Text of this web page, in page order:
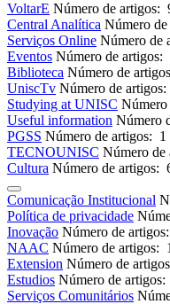
VoltarE Número de artigos:
Central Analítica Número
Serviços Online Número de
Eventos Número de artigos:
Biblioteca Número de
UniscTv Número de
Studying at UNISC Número
Useful information Número
PGSS Número de artigos: 1
TECNOUNISC Número
Cultura Número de artigos:
Comunicação Institucional
Política de privacidade
Inovação Número de
NAAC Número de artigos: 1
Extension Número de
Estudios Número de
Serviços Comunitários